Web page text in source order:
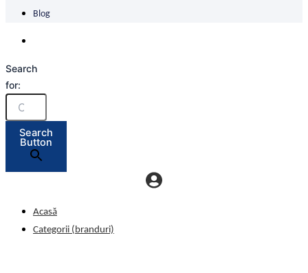
Blog
Search
for:
Search
Button
Acasă
Categorii (branduri)